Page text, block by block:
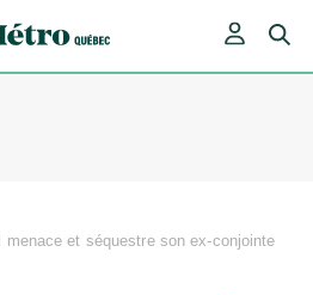
Il menace et séquestre son ex-conjointe